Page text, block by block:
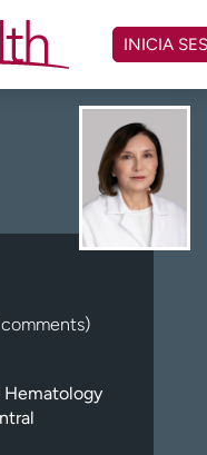
INICIA
Hematology